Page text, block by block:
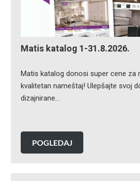
Matis katalog 1-31.8.2026.
Matis katalog donosi super cene za
kvalitetan nameštaj! Ulepšajte svoj
dizajnirane…
POGLEDAJ